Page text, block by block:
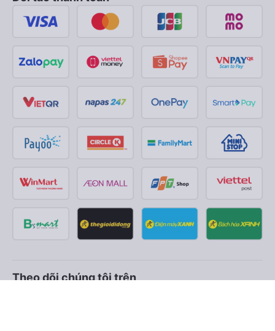
Theo dõi chúng tôi trên